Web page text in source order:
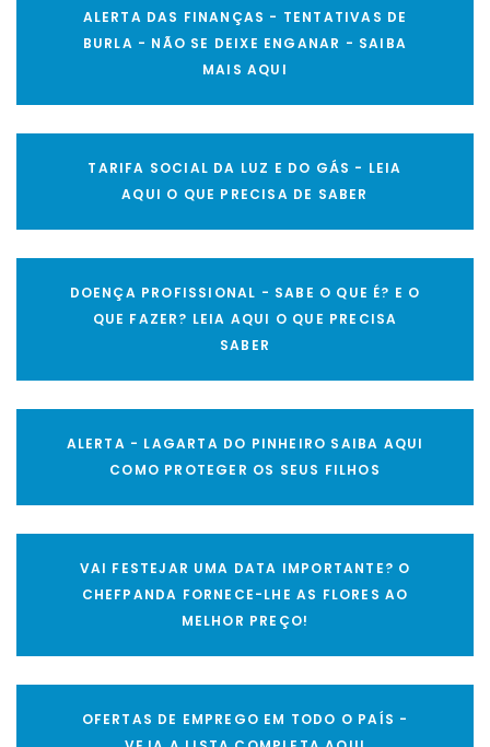
ALERTA DAS FINANÇAS - TENTATIVAS DE
BURLA - NÃO SE DEIXE ENGANAR - SAIBA
MAIS AQUI
TARIFA SOCIAL DA LUZ E DO GÁS - LEIA
AQUI O QUE PRECISA DE SABER
DOENÇA PROFISSIONAL - SABE O QUE É? E O
QUE FAZER? LEIA AQUI O QUE PRECISA
SABER
ALERTA - LAGARTA DO PINHEIRO SAIBA AQUI
COMO PROTEGER OS SEUS FILHOS
VAI FESTEJAR UMA DATA IMPORTANTE? O
CHEFPANDA FORNECE-LHE AS FLORES AO
MELHOR PREÇO!
OFERTAS DE EMPREGO EM TODO O PAÍS -